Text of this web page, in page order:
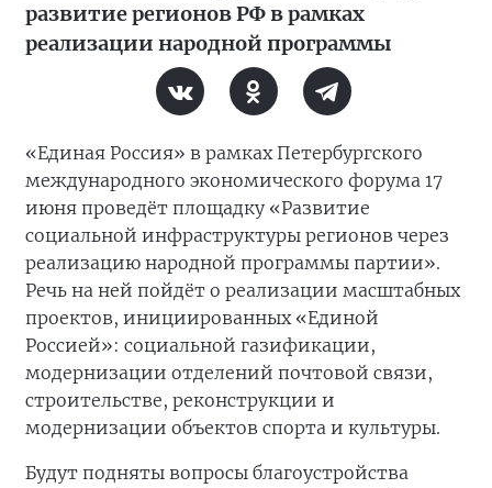
развитие регионов РФ в рамках
реализации народной программы
«Единая Россия» в рамках Петербургского
международного экономического форума 17
июня проведёт площадку «Развитие
социальной инфраструктуры регионов через
реализацию народной программы партии».
Речь на ней пойдёт о реализации масштабных
проектов, инициированных «Единой
Россией»: социальной газификации,
модернизации отделений почтовой связи,
строительстве, реконструкции и
модернизации объектов спорта и культуры.
Будут подняты вопросы благоустройства